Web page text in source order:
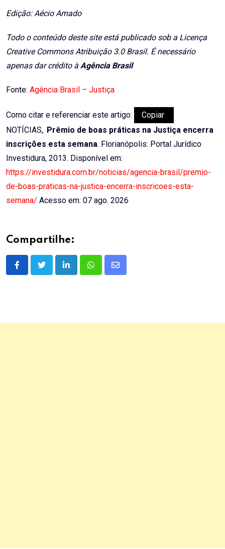
Edição: Aécio Amado
Todo o conteúdo deste site está publicado sob a Licença
Creative Commons Atribuição 3.0 Brasil. É necessário
apenas dar crédito à Agência Brasil
Fonte: Agência Brasil – Justiça
Como citar e referenciar este artigo:
Copiar
NOTÍCIAS,. Prêmio de boas práticas na Justiça encerra
inscrições esta semana. Florianópolis: Portal Jurídico
Investidura, 2013. Disponível em:
https://investidura.com.br/noticias/agencia-brasil/premio-
de-boas-praticas-na-justica-encerra-inscricoes-esta-
semana/ Acesso em: 07 ago. 2026
Compartilhe:
LinkedInWhatsappShare